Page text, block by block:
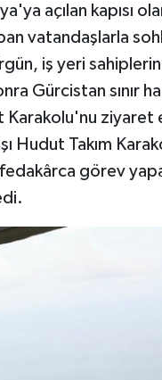
açılan kapısı
vatandaşlarla
iş yeri
Gürcistan sınır
Karakolu'nu
Hudut Takım
görev